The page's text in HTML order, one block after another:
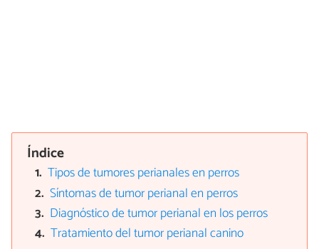
Índice
Tipos de tumores perianales en perros
Síntomas de tumor perianal en perros
Diagnóstico de tumor perianal en los perros
Tratamiento del tumor perianal canino